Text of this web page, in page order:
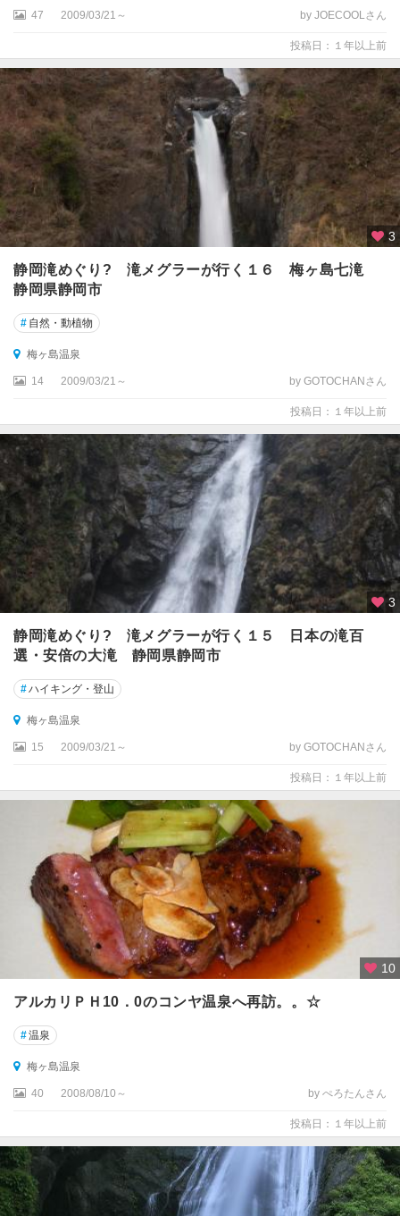
47 2009/03/21～ by JOECOOLさん
投稿日：１年以上前
3
静岡滝めぐり? 滝メグラーが行く１６ 梅ヶ島七滝
静岡県静岡市
# 自然・動植物
梅ヶ島温泉
14 2009/03/21～ by GOTOCHANさん
投稿日：１年以上前
3
静岡滝めぐり? 滝メグラーが行く１５ 日本の滝百
選・安倍の大滝 静岡県静岡市
#ハイキング・登山
梅ヶ島温泉
15 2009/03/21～ by GOTOCHANさん
投稿日：１年以上前
10
アルカリＰＨ10．0のコンヤ温泉へ再訪。。☆
#温泉
梅ヶ島温泉
40 2008/08/10～ by ぺろたんさん
投稿日：１年以上前